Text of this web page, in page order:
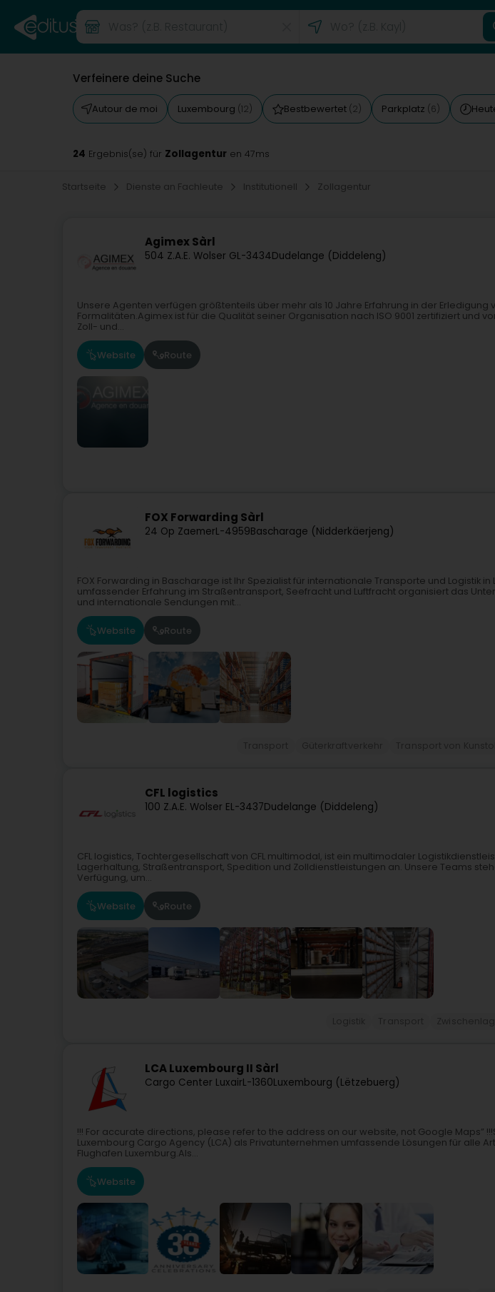
Verfeinere deine Suche
Autour de moi Luxembourg (12) Bestbewertet (2) Parkplatz (6)
24 Ergebnis(se) für Zollagentur en 47ms
Startseite Dienste an Fachleute Institutionell Zollagentur
Agimex Sàrl
504 Z.A.E. Wolser GL-3434Dudelange (Diddeleng)
Unsere Agenten verfügen größtenteils über mehr als 10 Jahre Erfahrung in der Erledigung
Formalitäten.Agimex ist für die Qualität seiner Organisation nach ISO 9001 zertifiziert und
Zoll- und...
Website Route
FOX Forwarding Sàrl
24 Op ZaemerL-4959Bascharage (Nidderkäerjeng)
FOX Forwarding in Bascharage ist Ihr Spezialist für internationale Transporte und Logistik in
umfassender Erfahrung im Straßentransport, Seefracht und Luftfracht organisiert das
und internationale Sendungen mit...
Website Route
CFL logistics
100 Z.A.E. Wolser EL-3437Dudelange (Diddeleng)
CFL logistics, Tochtergesellschaft von CFL multimodal, ist ein multimodaler
Lagerhaltung, Straßentransport, Spedition und Zolldienstleistungen an. Unsere Teams
Verfügung, um...
Website Route
LCA Luxembourg II Sàrl
Cargo Center LuxairL-1360Luxembourg (Lëtzebuerg)
!!! For accurate directions, please refer to the address on our website, not Google Maps”
Luxembourg Cargo Agency (LCA) als Privatunternehmen umfassende Lösungen für alle
Flughafen Luxemburg.Als...
Website